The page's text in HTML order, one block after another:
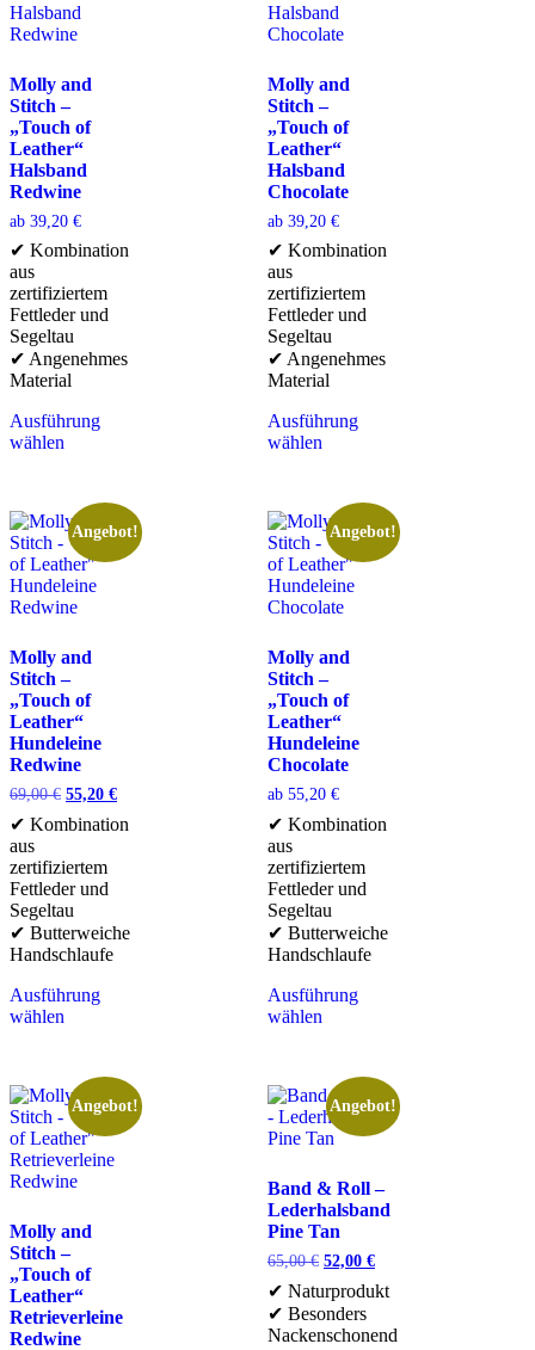
Molly and
Stitch –
„Touch of
Leather“
Halsband
Redwine
ab 39,20 €
✔ Kombination
aus
zertifiziertem
Fettleder und
Segeltau
✔ Angenehmes
Material
Ausführung
wählen
Molly and
Stitch –
„Touch of
Leather“
Halsband
Chocolate
ab 39,20 €
✔ Kombination
aus
zertifiziertem
Fettleder und
Segeltau
✔ Angenehmes
Material
Ausführung
wählen
Angebot!
Molly and
Stitch –
„Touch of
Leather“
Hundeleine
Redwine
69,00€ 55,20 €
✔ Kombination
aus
zertifiziertem
Fettleder und
Segeltau
✔ Butterweiche
Handschlaufe
Ausführung
wählen
Angebot!
Molly and
Stitch –
„Touch of
Leather“
Hundeleine
Chocolate
ab 55,20 €
✔ Kombination
aus
zertifiziertem
Fettleder und
Segeltau
✔ Butterweiche
Handschlaufe
Ausführung
wählen
Angebot!
Molly and
Stitch –
„Touch of
Leather“
Retrieverleine
Redwine
Angebot!
Band & Roll –
Lederhalsband
Pine Tan
65,00€ 52,00 €
✔ Naturprodukt
✔ Besonders
Nackenschonend